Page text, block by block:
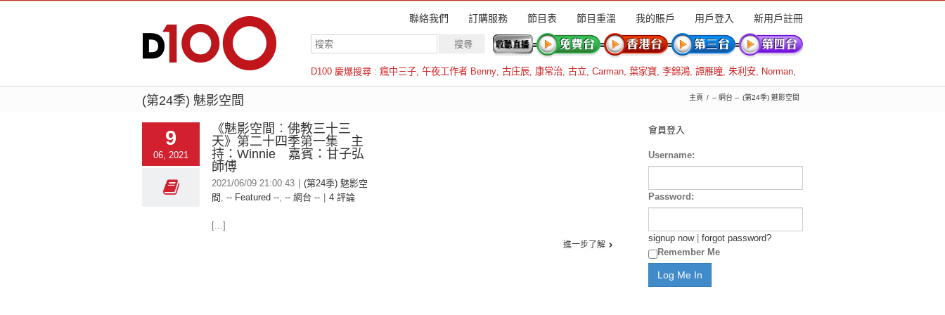
聯絡我們 訂購服務 節目表 節目重溫 我的賬戶 用戶登入 新用戶註冊
D100 慶爆搜尋 : 瘋中三子, 午夜工作者 Benny, 古庄辰, 康常治, 古立, Carman, 葉家寶, 李錦鴻, 譚雁瞳, 朱利安, Norman,
羅倫斯
(第24季) 魅影空間 主頁 -- 網台 -- (第24季) 魅影空間
9
06, 2021
《魅影空間︰佛教三十三
天》第二十四季第一集 主
持：Winnie 嘉賓：甘子弘
師傅
2021/06/09 21:00:43
(第24季) 魅影空
間 , -- Featured --, -- 網台 -- 4 評論
[...]
進一步了解
會員登入
Username:
Password:
signup now| forgot password?
Remember Me